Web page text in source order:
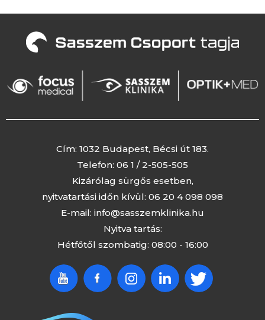
Cím: 1032 Budapest, Bécsi út 183.
Telefon: 06 1 / 2-505-505
Kizárólag sürgős esetben,
nyitvatartási időn kívül: 06 20 4 098 098
E-mail: info@sasszemklinika.hu
Nyitva tartás:
Hétfőtől szombatig: 08:00 - 16:00